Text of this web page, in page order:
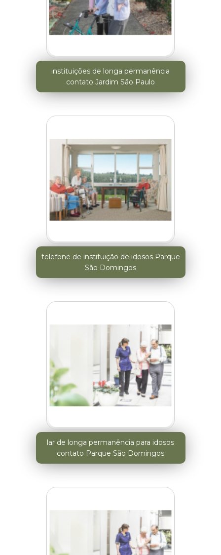
instituições de longa permanência
contato Jardim São Paulo
telefone de instituição de idosos Parque
São Domingos
lar de longa permanência para idosos
contato Parque São Domingos